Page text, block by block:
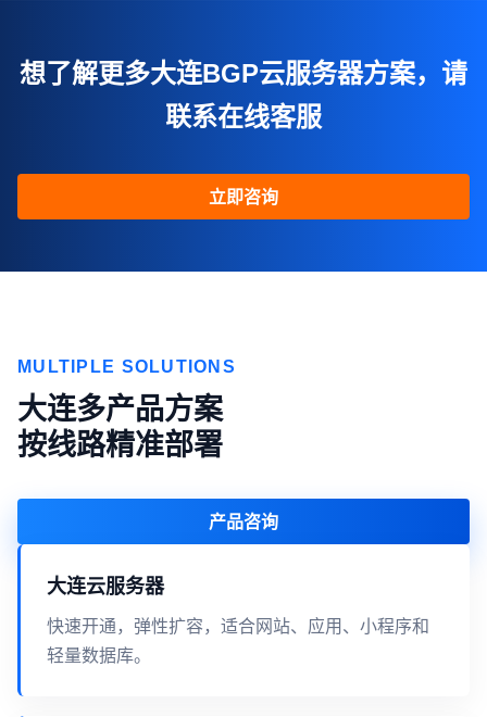
想了解更多大连BGP云服务器方案，请
联系在线客服
立即咨询
MULTIPLE SOLUTIONS
大连多产品方案
按线路精准部署
产品咨询
大连云服务器
快速开通，弹性扩容，适合网站、应用、小程序和
轻量数据库。